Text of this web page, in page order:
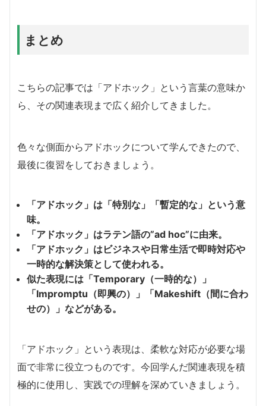
まとめ
こちらの記事では「アドホック」という言葉の意味か
ら、その関連表現まで広く紹介してきました。
色々な側面からアドホックについて学んできたので、
最後に復習をしておきましょう。
「アドホック」は「特別な」「暫定的な」という意
味。
「アドホック」はラテン語の”ad hoc”に由来。
「アドホック」はビジネスや日常生活で即時対応や
一時的な解決策として使われる。
似た表現には「Temporary（一時的な）」
「Impromptu（即興の）」「Makeshift（間に合わ
せの）」などがある。
「アドホック」という表現は、柔軟な対応が必要な場
面で非常に役立つものです。今回学んだ関連表現を積
極的に使用し、実践での理解を深めていきましょう。